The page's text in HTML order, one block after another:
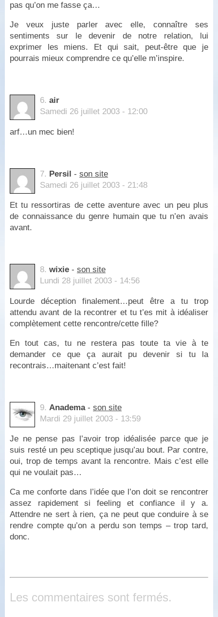
pas qu’on me fasse ça…
Je veux juste parler avec elle, connaître ses
sentiments sur le devenir de notre relation, lui
exprimer les miens. Et qui sait, peut-être que je
pourrais mieux comprendre ce qu’elle m’inspire.
6. air
Samedi 26 juillet 2003 - 12:00
arf…un mec bien!
7. Persil - son site
Samedi 26 juillet 2003 - 21:48
Et tu ressortiras de cette aventure avec un peu plus
de connaissance du genre humain que tu n’en avais
avant.
8. wixie - son site
Lundi 28 juillet 2003 - 14:56
Lourde déception finalement…peut être a tu trop
attendu avant de la recontrer et tu t’es mit à idéaliser
complètement cette rencontre/cette fille?
En tout cas, tu ne restera pas toute ta vie à te
demander ce que ça aurait pu devenir si tu la
recontrais…maitenant c’est fait!
9. Anadema- son site
Mardi 29 juillet 2003 - 13:59
Je ne pense pas l’avoir trop idéalisée parce que je
suis resté un peu sceptique jusqu’au bout. Par contre,
oui, trop de temps avant la rencontre. Mais c’est elle
qui ne voulait pas…
Ca me conforte dans l’idée que l’on doit se rencontrer
assez rapidement si feeling et confiance il y a.
Attendre ne sert à rien, ça ne peut que conduire à se
rendre compte qu’on a perdu son temps – trop tard,
donc.
Les commentaires sont fermés.